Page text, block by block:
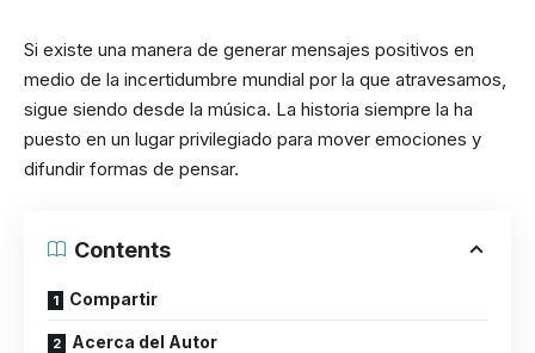
Si existe una manera de generar mensajes positivos en
medio de la incertidumbre mundial por la que atravesamos,
sigue siendo desde la música. La historia siempre la ha
puesto en un lugar privilegiado para mover emociones y
difundir formas de pensar.
Contents
Compartir
Acerca del Autor